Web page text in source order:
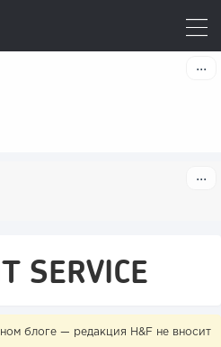
SERVICE
блоге — редакция H&F не вносит